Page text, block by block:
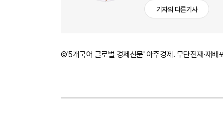
기자의 다른기사
©'5개국어 글로벌 경제신문' 아주경제. 무단전재·재배